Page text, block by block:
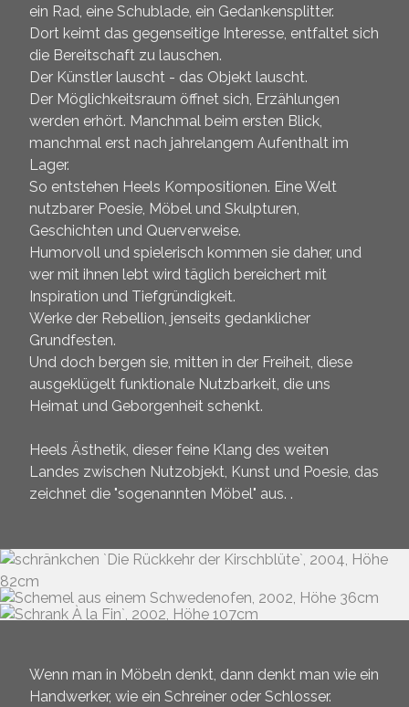
ein Rad, eine Schublade, ein Gedankensplitter.
Dort keimt das gegenseitige Interesse, entfaltet sich
die Bereitschaft zu lauschen.
Der Künstler lauscht - das Objekt lauscht.
Der Möglichkeitsraum öffnet sich, Erzählungen
werden erhört. Manchmal beim ersten Blick,
manchmal erst nach jahrelangem Aufenthalt im
Lager.
So entstehen Heels Kompositionen. Eine Welt
nutzbarer Poesie, Möbel und Skulpturen,
Geschichten und Querverweise.
Humorvoll und spielerisch kommen sie daher, und
wer mit ihnen lebt wird täglich bereichert mit
Inspiration und Tiefgründigkeit.
Werke der Rebellion, jenseits gedanklicher
Grundfesten.
Und doch bergen sie, mitten in der Freiheit, diese
ausgeklügelt funktionale Nutzbarkeit, die uns
Heimat und Geborgenheit schenkt.
Heels Ästhetik, dieser feine Klang des weiten
Landes zwischen Nutzobjekt, Kunst und Poesie, das
zeichnet die "sogenannten Möbel" aus. .
Wenn man in Möbeln denkt, dann denkt man wie ein
Handwerker, wie ein Schreiner oder Schlosser.